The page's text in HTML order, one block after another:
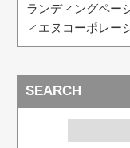
ランディングペー
ィエヌコーポレー
SEARCH